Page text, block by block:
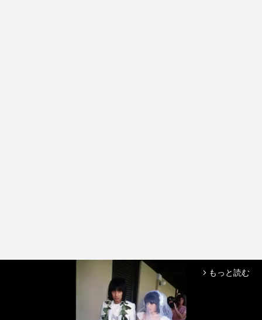
arrow_forward_ios もっと読む